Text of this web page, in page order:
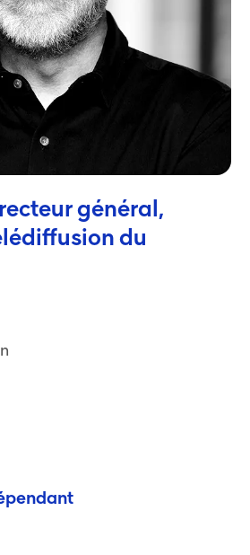
général,
du